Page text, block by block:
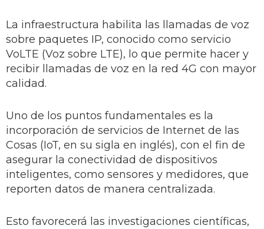
La infraestructura habilita las llamadas de voz
sobre paquetes IP, conocido como servicio
VoLTE (Voz sobre LTE), lo que permite hacer y
recibir llamadas de voz en la red 4G con mayor
calidad.
Uno de los puntos fundamentales es la
incorporación de servicios de Internet de las
Cosas (IoT, en su sigla en inglés), con el fin de
asegurar la conectividad de dispositivos
inteligentes, como sensores y medidores, que
reporten datos de manera centralizada.
Esto favorecerá las investigaciones científicas,